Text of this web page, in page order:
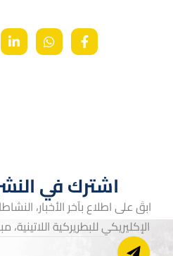
اشترك في
ابقَ على اطلاع بآخر الأخبار،
الإكليريكي للبطريركية